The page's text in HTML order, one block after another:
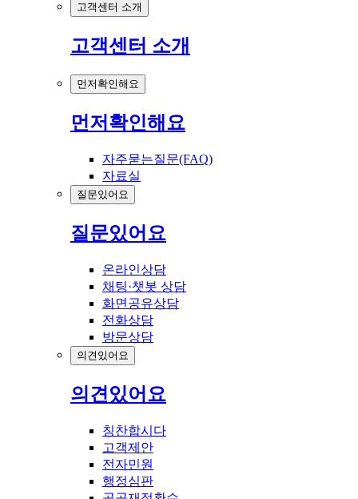
고객센터 소개
고객센터 소개
먼저확인해요
먼저확인해요
자주묻는질문(FAQ)
자료실
질문있어요
질문있어요
온라인상담
채팅·챗봇 상담
화면공유상담
전화상담
방문상담
의견있어요
의견있어요
칭찬합시다
고객제안
전자민원
행정심판